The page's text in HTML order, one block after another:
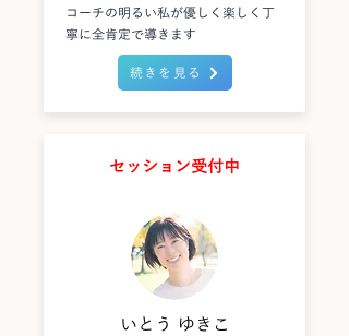
コーチの明るい私が優しく楽しく丁
寧に全肯定で導きます
続きを見る
セッション受付中
いとう ゆきこ